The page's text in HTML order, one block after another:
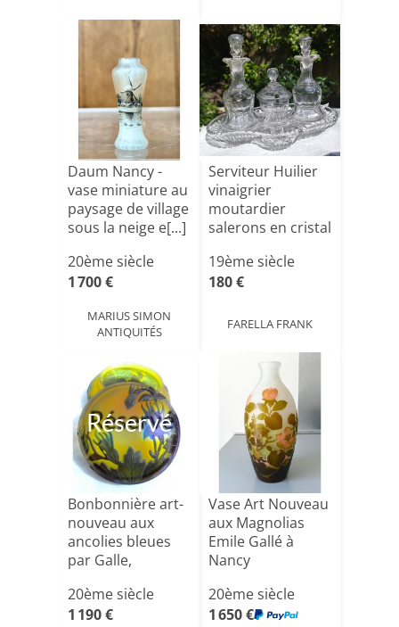
Daum Nancy -
vase miniature au
paysage de village
sous la neige e[...]
20ème siècle
1 700 €
MARIUS SIMON
ANTIQUITÉS
Serviteur Huilier
vinaigrier
moutardier
salerons en cristal
19ème siècle
180 €
FARELLA FRANK
Réservé
Bonbonnière art-
nouveau aux
ancolies bleues
par Galle,
20ème siècle
1 190 €
Vase Art Nouveau
aux Magnolias
Emile Gallé à
Nancy
20ème siècle
1 650 €